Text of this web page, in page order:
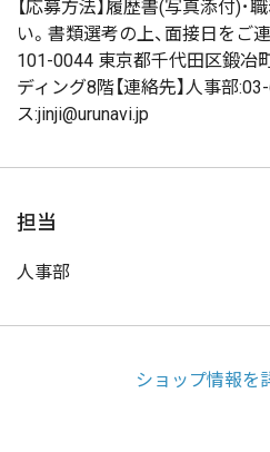
【応募方法】履歴書(写真添付)･
い。書類選考の上、面接日をご
101-0044 東京都千代田区鍛冶
ディング8階【連絡先】人事部
ス:jinji@urunavi.jp
担当
人事部
ショップ情報を